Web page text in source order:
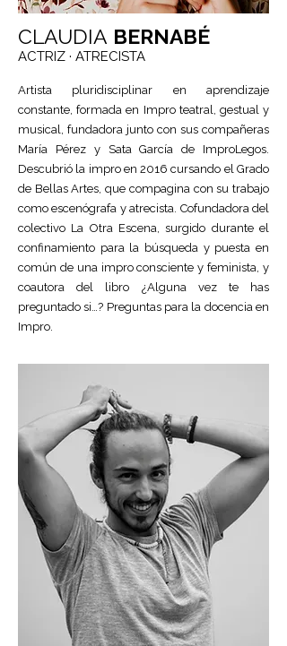
CLAUDIA BERNABÉ
ACTRIZ · ATRECISTA
Artista pluridisciplinar en aprendizaje
constante, formada en Impro teatral, gestual y
musical, fundadora junto con sus compañeras
María Pérez y Sata García de ImproLegos.
Descubrió la impro en 2016 cursando el Grado
de Bellas Artes, que compagina con su trabajo
como escenógrafa y atrecista. Cofundadora del
colectivo La Otra Escena, surgido durante el
confinamiento para la búsqueda y puesta en
común de una impro consciente y feminista, y
coautora del libro ¿Alguna vez te has
preguntado si…? Preguntas para la docencia en
Impro.